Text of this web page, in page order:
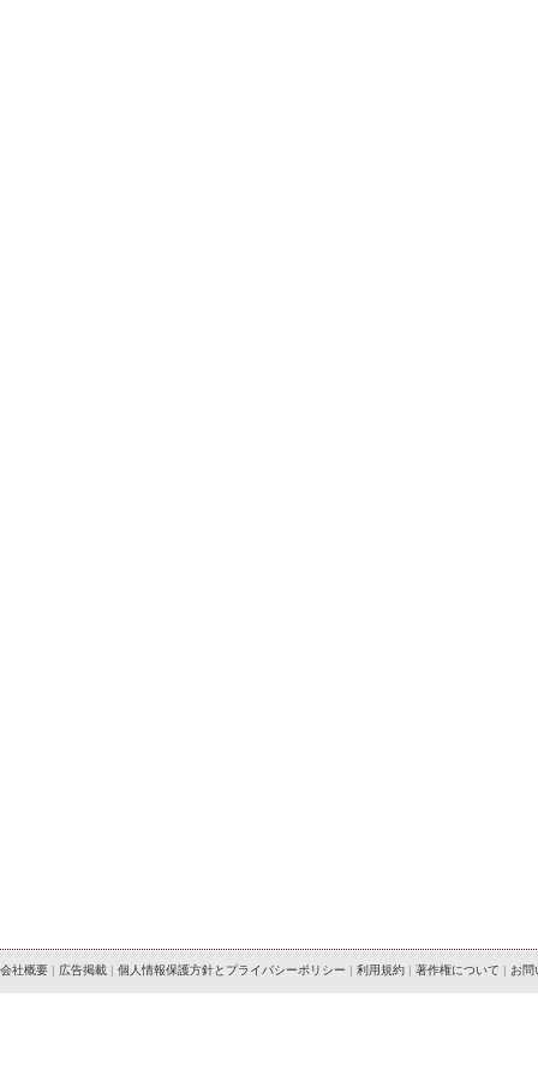
会社概要 | 広告掲載 | 個人情報保護方針とプライバシーポリシー | 利用規約 | 著作権について | お問